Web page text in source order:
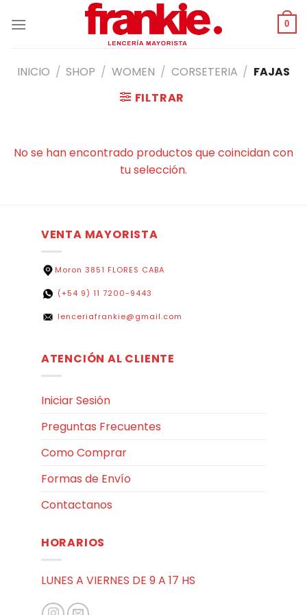
0
INICIO / SHOP / WOMEN / CORSETERIA / FAJAS
FILTRAR
No se han encontrado productos que coincidan con
tu selección.
VENTA MAYORISTA
Moron 3851 FLORES CABA
(+54 9) 11 7200-9443
lenceriafrankie@gmail.com
ATENCIÓN AL CLIENTE
Iniciar Sesión
Preguntas Frecuentes
Como Comprar
Formas de Envío
Contactanos
HORARIOS
LUNES A VIERNES DE 9 A 17 HS